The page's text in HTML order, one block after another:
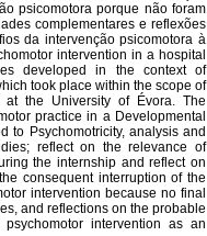
psicomotora porque não foram
complementares e reflexões
da intervenção psicomotora à
intervention in a hospital
developed in the context of
took place within the scope of
at the University of Évora. The
practice in a Developmental
to Psychomotricity, analysis and
reflect on the relevance of
the internship and reflect on
consequent interruption of the
intervention because no final
and reflections on the probable
intervention as an